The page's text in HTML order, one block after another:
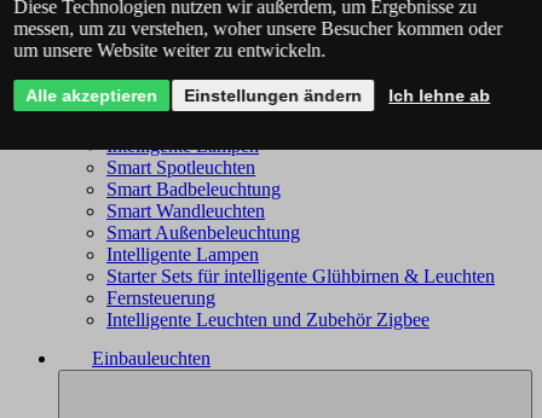
Philips Hue - das komplette Angebot
Immax NEO - komplettes Sortiment
Trio Wiz - das komplette Angebot
Smart Kronleuchter
Smart Deckenleuchten
Intelligente Lampen
Smart Spotleuchten
Smart Badbeleuchtung
Smart Wandleuchten
Smart Außenbeleuchtung
Intelligente Lampen
Starter Sets für intelligente Glühbirnen & Leuchten
Fernsteuerung
Intelligente Leuchten und Zubehör Zigbee
Einbauleuchten
Diese Technologien nutzen wir außerdem, um Ergebnisse zu
messen, um zu verstehen, woher unsere Besucher kommen oder
um unsere Website weiter zu entwickeln.
Alle akzeptieren Einstellungen ändern Ich lehne ab